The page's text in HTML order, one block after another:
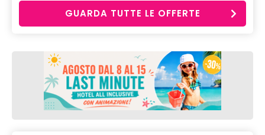
GUARDA TUTTE LE OFFERTE